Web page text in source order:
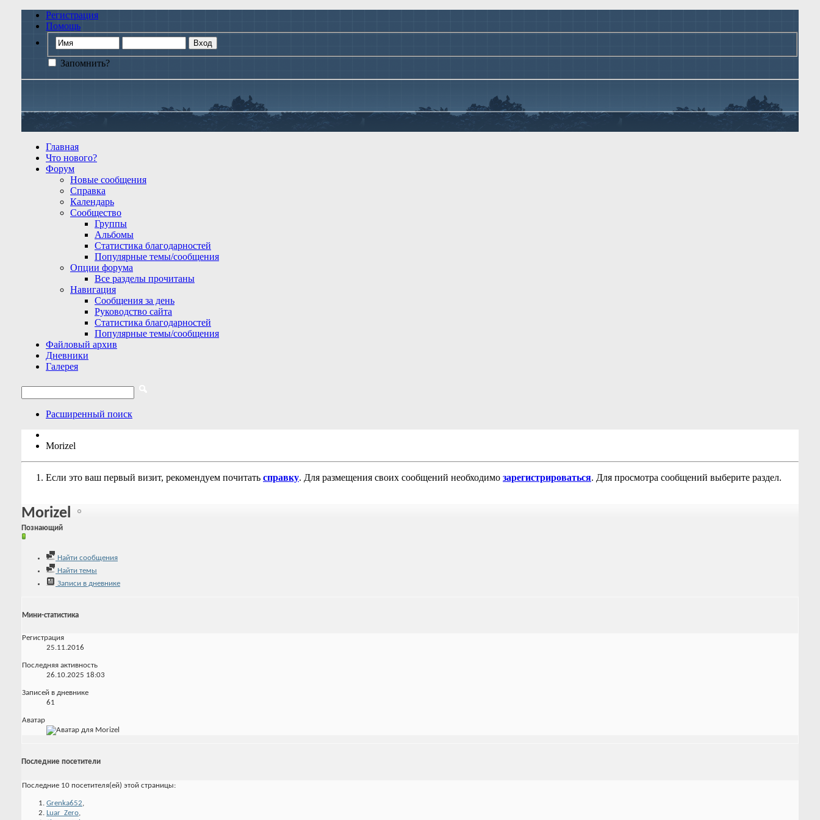
Регистрация
Помощь
Запомнить?
Главная
Что нового?
Форум
Новые сообщения
Справка
Календарь
Сообщество
Группы
Альбомы
Статистика благодарностей
Популярные темы/сообщения
Опции форума
Все разделы прочитаны
Навигация
Сообщения за день
Руководство сайта
Статистика благодарностей
Популярные темы/сообщения
Файловый архив
Дневники
Галерея
Расширенный поиск
Morizel
Если это ваш первый визит, рекомендуем почитать справку. Для размещения своих сообщений необходимо зарегистрироваться. Для просмотра сообщений выберите раздел.
Morizel
Познающий
Найти сообщения
Найти темы
Записи в дневнике
Мини-статистика
Регистрация
25.11.2016
Последняя активность
26.10.2025 18:03
Записей в дневнике
61
Аватар
Последние посетители
Последние 10 посетителя(ей) этой страницы:
Grenka652,
Luar_Zero,